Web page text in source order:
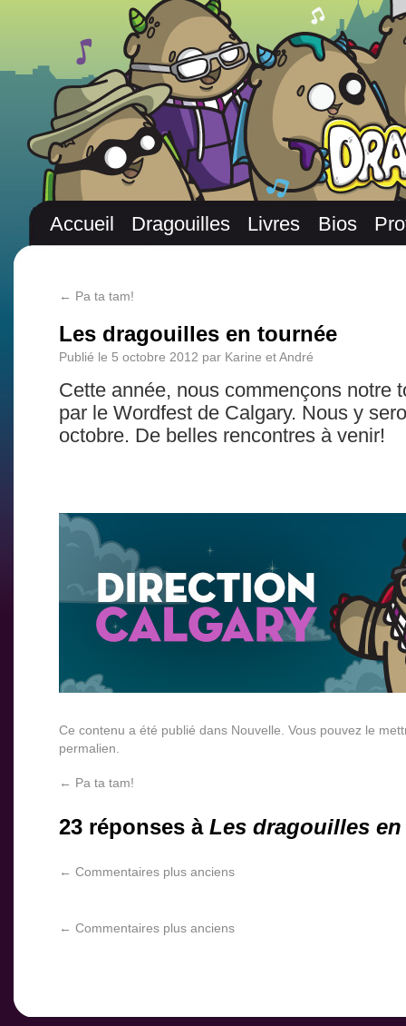
Accueil Dragouilles Livres Bios
← Pa ta tam!
Les dragouilles en tournée
Publié le 5 octobre 2012 par Karine et André
Cette année, nous commençons notre
par le Wordfest de Calgary. Nous y
octobre. De belles rencontres à venir!
Ce contenu a été publié dans Nouvelle . Vous pouvez le
permalien
← Pa ta tam!
23 réponses à Les dragouilles
← Commentaires plus anciens
← Commentaires plus anciens